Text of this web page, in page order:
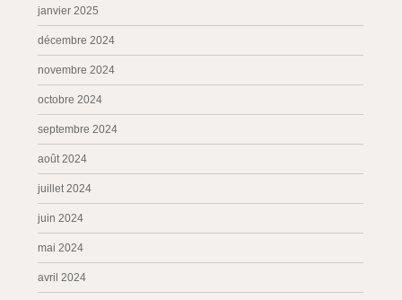
janvier 2025
décembre 2024
novembre 2024
octobre 2024
septembre 2024
août 2024
juillet 2024
juin 2024
mai 2024
avril 2024